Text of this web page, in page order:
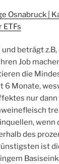
Osnabruck |
ETFs
beträgt
Job
die
6 Monate,
nur
wenn
des
ist